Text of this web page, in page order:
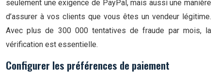
seulement une exigence de PayPal, mais aussi une manière
d’assurer à vos clients que vous êtes un vendeur légitime.
Avec plus de 300 000 tentatives de fraude par mois, la
vérification est essentielle.
Configurer les préférences de paiement